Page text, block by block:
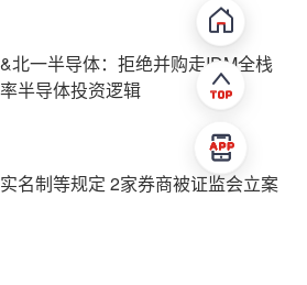
北一半导体：拒绝并购走IDM全栈
半导体投资逻辑
名制等规定 2家券商被证监会立案